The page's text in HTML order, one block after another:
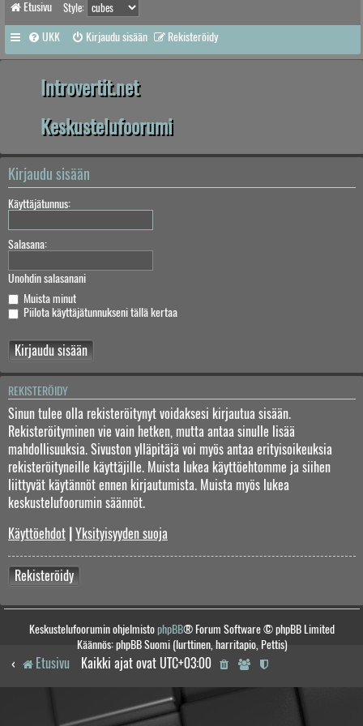
Etusivu Style:
UKK Kirjaudu sisään Rekisteröidy
Introvertit.net
Keskustelufoorumi
Kirjaudu sisään
Käyttäjätunnus:
Salasana:
Unohdin salasanani
Muista minut
Piilota käyttäjätunnukseni tällä kertaa
REKISTERÖIDY
Sinun tulee olla rekisteröitynyt voidaksesi kirjautua sisään.
Rekisteröityminen vie vain hetken, mutta antaa sinulle lisää
mahdollisuuksia. Sivuston ylläpitäjä voi myös antaa erityisoikeuksia
rekisteröityneille käyttäjille. Muista lukea käyttöehtomme ja siihen
liittyvät käytännöt ennen kirjautumista. Muista myös lukea
keskustelufoorumin säännöt.
Käyttöehdot Yksityisyyden suoja
Rekisteröidy
Keskustelufoorumin ohjelmistophpBB® Forum Software © phpBB Limited
Käännös: phpBB Suomi (lurttinen, harritapio, Pettis)
Etusivu Kaikki ajat ovat UTC+03:00